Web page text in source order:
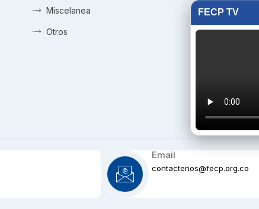
FECP TV
Miscelanea
Otros
Email
contactenos@fecp.org.co